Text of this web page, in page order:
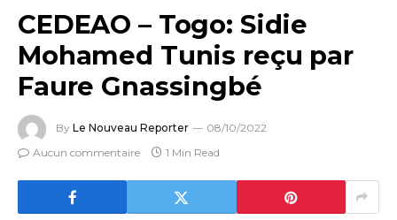
CEDEAO – Togo: Sidie
Mohamed Tunis reçu par
Faure Gnassingbé
By Le Nouveau Reporter
08/10/2022
Aucun commentaire
1 Min Read